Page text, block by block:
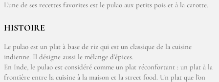
L’une de ses recettes favorites est le pulao aux petits pois et à la carotte.
HISTOIRE
Le pulao est un plat à base de riz qui est un classique de la cuisine
indienne. Il désigne aussi le mélange d’épices.
En Inde, le pulao est considéré comme un plat réconfortant : un plat à la
frontière entre la cuisine à la maison et la street food. Un plat que l’on